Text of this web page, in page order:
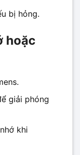
bị hỏng.
hoặc
giải phóng
khi